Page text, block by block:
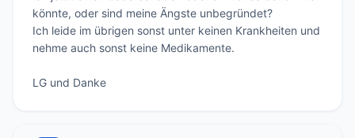
könnte, oder sind meine Ängste unbegründet?
Ich leide im übrigen sonst unter keinen Krankheiten und
nehme auch sonst keine Medikamente.
LG und Danke